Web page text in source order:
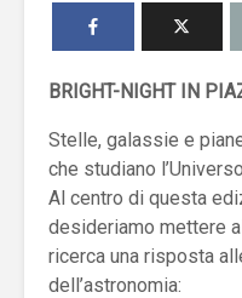
BRIGHT-NIGHT IN
Stelle, galassie e
che studiano
Al centro di questa
desideriamo mettere
ricerca una risposta
dell’astronomia: